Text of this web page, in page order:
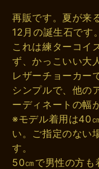
再販です。夏が来
12月の誕生石です。
これは練ターコイ
ず、かっこいい大
レザーチョーカー
シンプルで、他の
ーディネートの幅
※モデル着用は40
い。ご指定のない
す。
50㎝で男性の方も